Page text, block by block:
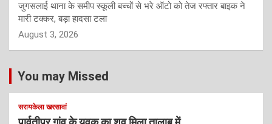
जुगसलाई थाना के समीप स्कूली बच्चों से भरे ऑटो को तेज रफ्तार बाइक ने
मारी टक्कर, बड़ा हादसा टला
August 3, 2026
You may Missed
सरायकेला खरसावां